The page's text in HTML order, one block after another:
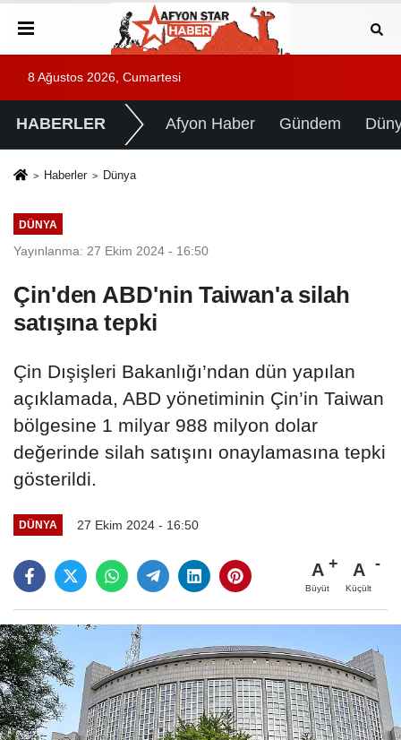
8 Ağustos 2026, Cumartesi
HABERLER Afyon Haber Gündem
Haberler Dünya
DÜNYA
Yayınlanma: 27 Ekim 2024 - 16:50
Çin'den ABD'nin Taiwan'a silah
satışına tepki
Çin Dışişleri Bakanlığı’ndan dün yapılan
açıklamada, ABD yönetiminin Çin’in Taiwan
bölgesine 1 milyar 988 milyon dolar
değerinde silah satışını onaylamasına tepki
gösterildi.
DÜNYA 27 Ekim 2024 - 16:50
A
Büyüt
A
Küçült